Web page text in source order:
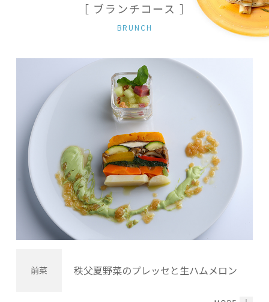
［ ブランチコース ］
BRUNCH
前菜 秩父夏野菜のプレッセと生ハムメロン